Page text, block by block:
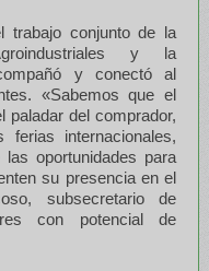
trabajo conjunto de la
y la
y conectó al
«Sabemos que el
paladar del comprador,
internacionales,
oportunidades para
su presencia en el
subsecretario de
con potencial de